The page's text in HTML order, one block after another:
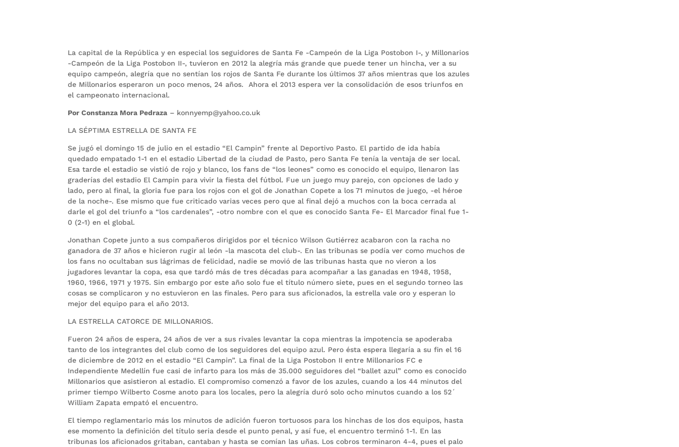
La capital de la República y en especial los seguidores de Santa Fe -Campeón de la Liga Postobon I-, y Millonarios
-Campeón de la Liga Postobon II-, tuvieron en 2012 la alegría más grande que puede tener un hincha, ver a su
equipo campeón, alegría que no sentían los rojos de Santa Fe durante los últimos 37 años mientras que los azules
de Millonarios esperaron un poco menos, 24 años. Ahora el 2013 espera ver la consolidación de esos triunfos en
el campeonato internacional.
Por Constanza Mora Pedraza – konnyemp@yahoo.co.uk
LA SÉPTIMA ESTRELLA DE SANTA FE
Se jugó el domingo 15 de julio en el estadio “El Campin” frente al Deportivo Pasto. El partido de ida había
quedado empatado 1-1 en el estadio Libertad de la ciudad de Pasto, pero Santa Fe tenía la ventaja de ser local.
Esa tarde el estadio se vistió de rojo y blanco, los fans de “los leones” como es conocido el equipo, llenaron las
graderías del estadio El Campin para vivir la fiesta del fútbol. Fue un juego muy parejo, con opciones de lado y
lado, pero al final, la gloria fue para los rojos con el gol de Jonathan Copete a los 71 minutos de juego, -el héroe
de la noche-. Ese mismo que fue criticado varias veces pero que al final dejó a muchos con la boca cerrada al
darle el gol del triunfo a “los cardenales”, -otro nombre con el que es conocido Santa Fe- El Marcador final fue 1-
0 (2-1) en el global.
Jonathan Copete junto a sus compañeros dirigidos por el técnico Wilson Gutiérrez acabaron con la racha no
ganadora de 37 años e hicieron rugir al león -la mascota del club-. En las tribunas se podía ver como muchos de
los fans no ocultaban sus lágrimas de felicidad, nadie se movió de las tribunas hasta que no vieron a los
jugadores levantar la copa, esa que tardó más de tres décadas para acompañar a las ganadas en 1948, 1958,
1960, 1966, 1971 y 1975. Sin embargo por este año solo fue el título número siete, pues en el segundo torneo las
cosas se complicaron y no estuvieron en las finales. Pero para sus aficionados, la estrella vale oro y esperan lo
mejor del equipo para el año 2013.
LA ESTRELLA CATORCE DE MILLONARIOS.
Fueron 24 años de espera, 24 años de ver a sus rivales levantar la copa mientras la impotencia se apoderaba
tanto de los integrantes del club como de los seguidores del equipo azul. Pero ésta espera llegaría a su fin el 16
de diciembre de 2012 en el estadio “El Campin”. La final de la Liga Postobon II entre Millonarios FC e
Independiente Medellín fue casi de infarto para los más de 35.000 seguidores del “ballet azul” como es conocido
Millonarios que asistieron al estadio. El compromiso comenzó a favor de los azules, cuando a los 44 minutos del
primer tiempo Wilberto Cosme anoto para los locales, pero la alegría duró solo ocho minutos cuando a los 52´
William Zapata empató el encuentro.
El tiempo reglamentario más los minutos de adición fueron tortuosos para los hinchas de los dos equipos, hasta
ese momento la definición del título seria desde el punto penal, y así fue, el encuentro terminó 1-1. En las
tribunas los aficionados gritaban, cantaban y hasta se comían las uñas. Los cobros terminaron 4-4, pues el palo